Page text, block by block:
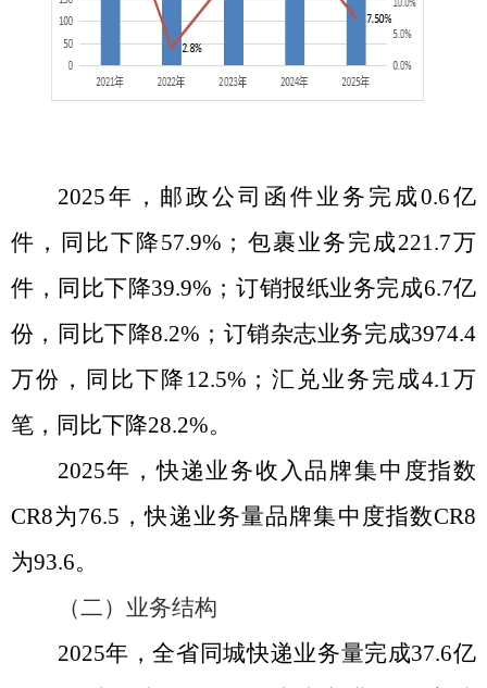
2025年，邮政公司函件业务完成0.6亿
件，同比下降57.9% ；包裹业务完成221.7万
件，同比下降39.9% ；订销报纸业务完成6.7亿
份，同比下降8.2% ；订销杂志业务完成3974.4
万份，同比下降 12.5% ；汇兑业务完成4.1万
笔，同比下降28.2%。
2025年，快递业务收入品牌集中度指数
CR8为76.5 ，快递业务量品牌集中度指数CR8
为93.6。
（二）业务结构
2025年，全省同城快递业务量完成37.6亿